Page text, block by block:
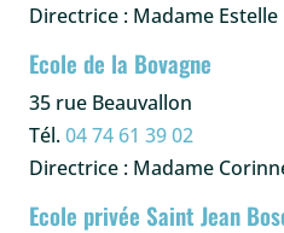
Directrice : Madame Estelle
Ecole de la Bovagne
35 rue Beauvallon
Tél.04 74 61 39 02
Directrice : Madame
Ecole privée Saint Jean